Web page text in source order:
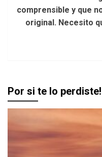
comprensible y que
original. Necesito
Por si te lo perdiste!